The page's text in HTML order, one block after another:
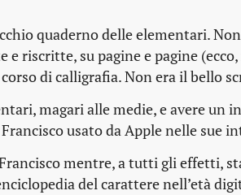
quaderno delle elementari.
e riscritte, su pagine e pagine
di calligrafia. Non era il bello
magari alle medie, e avere un
usato da Apple nelle sue
mentre, a tutti gli effetti,
del carattere nell’età